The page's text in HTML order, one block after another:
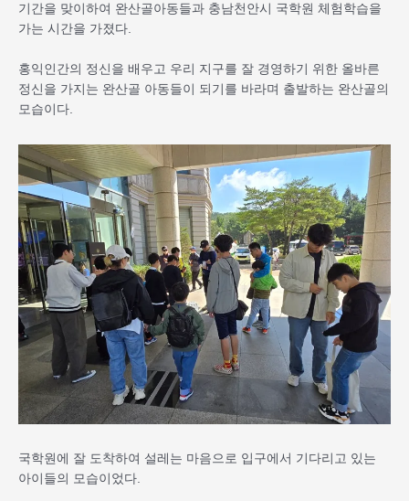
기간을 맞이하여 완산골아동들과 충남천안시 국학원 체험학습을
가는 시간을 가졌다.
홍익인간의 정신을 배우고 우리 지구를 잘 경영하기 위한 올바른
정신을 가지는 완산골 아동들이 되기를 바라며 출발하는 완산골의
모습이다.
국학원에 잘 도착하여 설레는 마음으로 입구에서 기다리고 있는
아이들의 모습이었다.